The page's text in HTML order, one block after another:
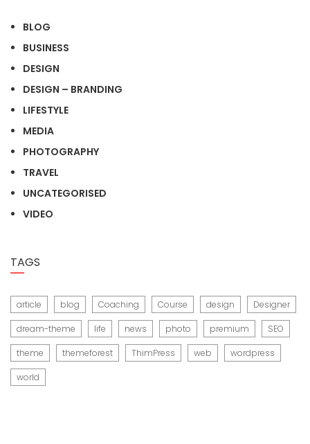
BLOG
BUSINESS
DESIGN
DESIGN – BRANDING
LIFESTYLE
MEDIA
PHOTOGRAPHY
TRAVEL
UNCATEGORISED
VIDEO
TAGS
article blog Coaching Course design Designer
dream-theme life news photo premium SEO
theme themeforest ThimPress web wordpress
world